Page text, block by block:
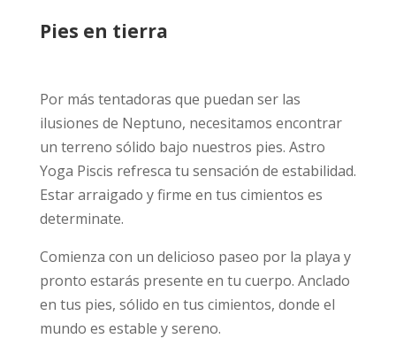
Pies en tierra
Por más tentadoras que puedan ser las
ilusiones de Neptuno, necesitamos encontrar
un terreno sólido bajo nuestros pies. Astro
Yoga Piscis refresca tu sensación de estabilidad.
Estar arraigado y firme en tus cimientos es
determinate.
Comienza con un delicioso paseo por la playa y
pronto estarás presente en tu cuerpo. Anclado
en tus pies, sólido en tus cimientos, donde el
mundo es estable y sereno.